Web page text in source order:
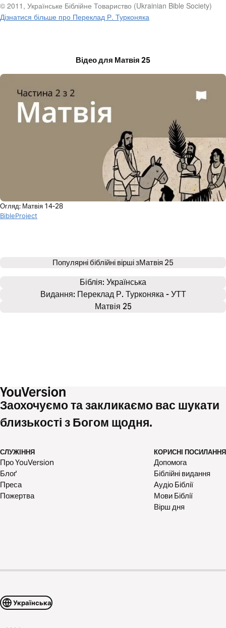
© 2011, Українське Біблійне Товариство (Ukrainian Bible Society)
Дізнатися більше про Переклад Р. Турконяка
Відео для Матвія 25
Огляд: Матвія 14-28
BibleProject
Популярні біблійні вірші зМатвія 25
Біблія: Українська
Видання: Переклад Р. Турконяка - УТТ
Матвія 25
Заохочуємо та закликаємо вас шукати
близькості з Богом щодня.
СЛУЖІННЯ
Про YouVersion
Блоґ
Преса
Пожертва
КОРИСНІ ПОСИЛАННЯ
Допомога
Біблійні видання
Аудіо Біблії
Мови Біблії
Вірш дня
Українська